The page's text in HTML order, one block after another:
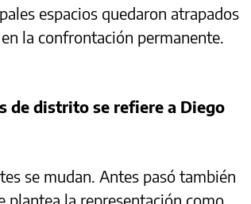
espacios quedaron atrapados
la confrontación permanente.
de distrito se refiere a Diego
se mudan. Antes pasó también
plantea la representación como